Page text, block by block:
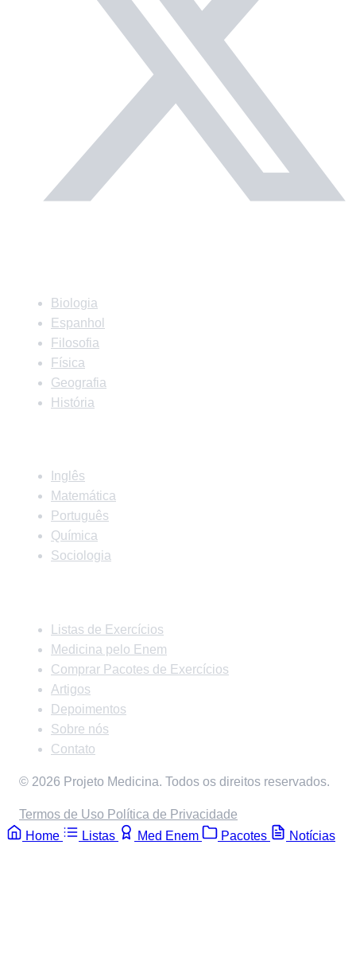
Biologia
Espanhol
Filosofia
Física
Geografia
História
Inglês
Matemática
Português
Química
Sociologia
Listas de Exercícios
Medicina pelo Enem
Comprar Pacotes de Exercícios
Artigos
Depoimentos
Sobre nós
Contato
© 2026 Projeto Medicina. Todos os direitos reservados.
Termos de Uso Política de Privacidade
Home
Listas Med Enem Pacotes Notícias